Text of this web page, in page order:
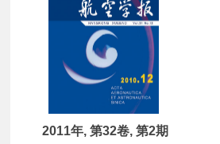
2011年, 第32卷, 第2期